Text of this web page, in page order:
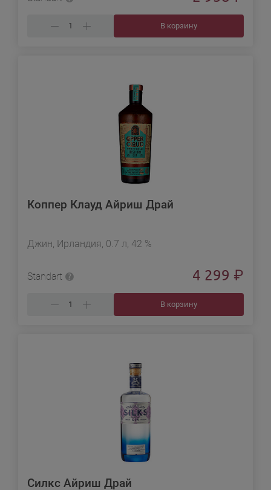
В корзину
Коппер Клауд Айриш Драй
Джин, Ирландия, 0.7 л, 42 %
Standart 4 299 ₽
В корзину
Силкс Айриш Драй